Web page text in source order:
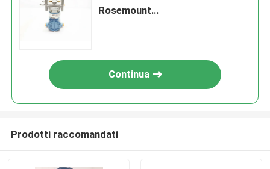
Rosemount
Continua
Prodotti raccomandati